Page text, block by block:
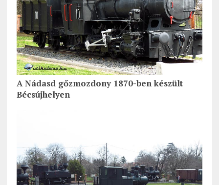
A Nádasd gőzmozdony 1870-ben készült
Bécsújhelyen